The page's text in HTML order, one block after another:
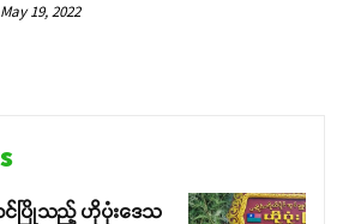
May 19, 2022
င်ပြိုသည့် ဟိုပုံးဒေသ